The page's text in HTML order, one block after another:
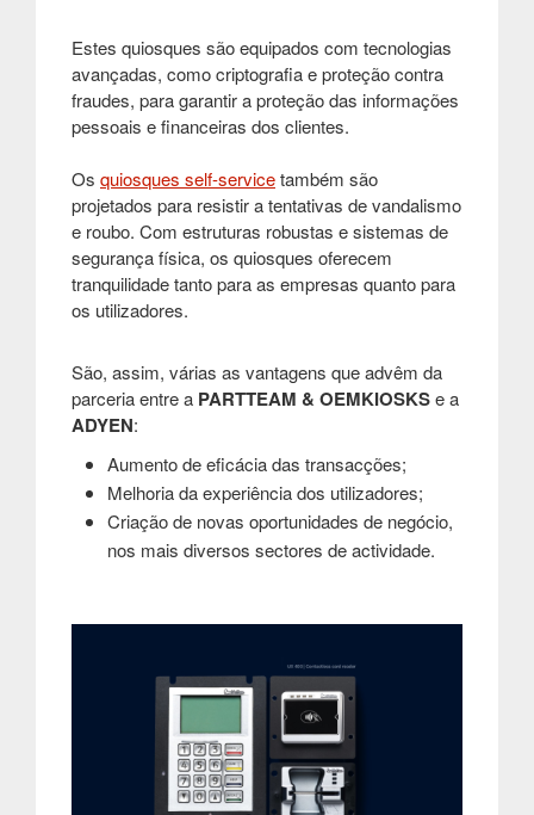
Estes quiosques são equipados com tecnologias
avançadas, como criptografia e proteção contra
fraudes, para garantir a proteção das informações
pessoais e financeiras dos clientes.
Os quiosques self-servicetambém são
projetados para resistir a tentativas de vandalismo
e roubo. Com estruturas robustas e sistemas de
segurança física, os quiosques oferecem
tranquilidade tanto para as empresas quanto para
os utilizadores.
São, assim, várias as vantagens que advêm da
parceria entre a PARTTEAM & OEMKIOSKSe a
ADYEN:
Aumento de eficácia das transacções;
Melhoria da experiência dos utilizadores;
Criação de novas oportunidades de negócio,
nos mais diversos sectores de actividade.